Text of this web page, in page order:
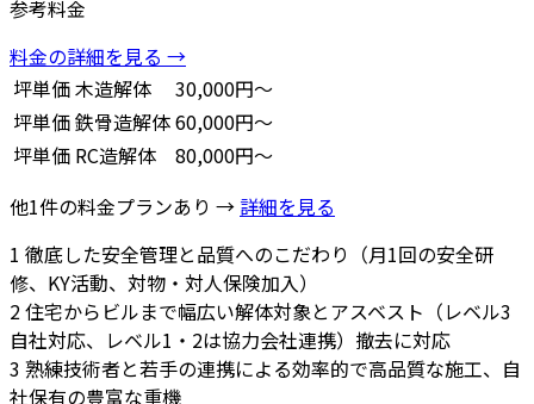
参考料金
料金の詳細を見る →
坪単価木造解体
30,000円～
坪単価鉄骨造解体60,000円～
坪単価 RC造解体
80,000円～
他1件の料金プランあり → 詳細を見る
1 徹底した安全管理と品質へのこだわり（月1回の安全研
修、KY活動、対物・対人保険加入）
2住宅からビルまで幅広い解体対象とアスベスト（レベル3
自社対応、レベル1・2は協力会社連携）撤去に対応
3 熟練技術者と若手の連携による効率的で高品質な施工、自
社保有の豊富な重機